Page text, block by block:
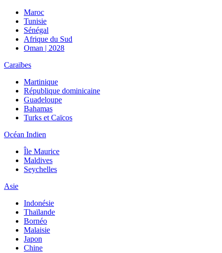
Maroc
Tunisie
Sénégal
Afrique du Sud
Oman | 2028
Caraïbes
Martinique
République dominicaine
Guadeloupe
Bahamas
Turks et Caïcos
Océan Indien
Île Maurice
Maldives
Seychelles
Asie
Indonésie
Thaïlande
Bornéo
Malaisie
Japon
Chine